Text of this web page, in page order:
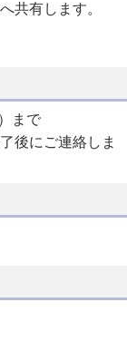
共有します。
まで
後にご連絡しま